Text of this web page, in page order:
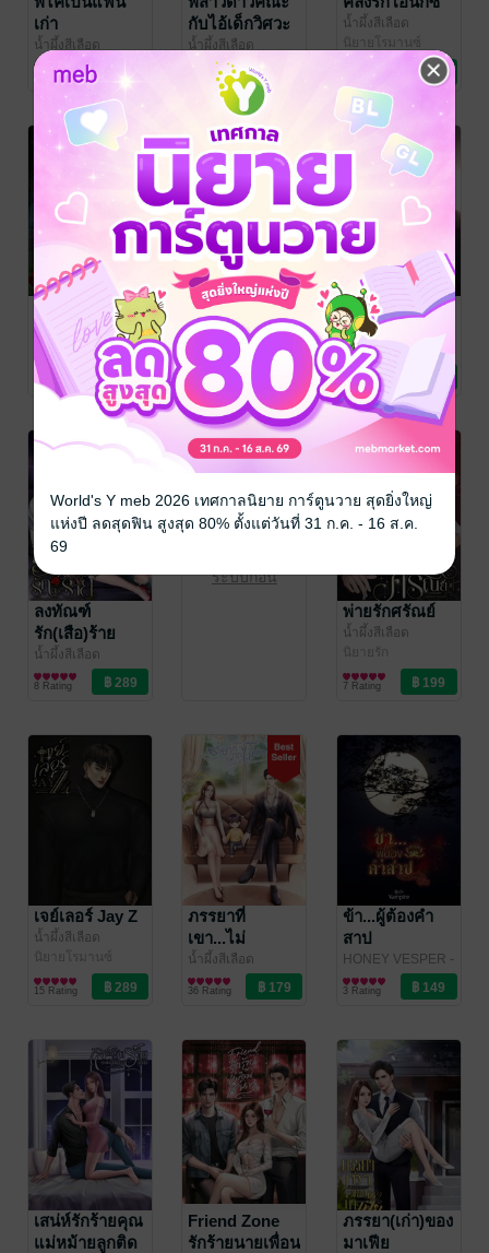
เก่า
น้ำผึ้งสีเลือด
นิยายรัก
2 Rating
กับไอ้เด็กวิศวะ
ข้างบ้าน
น้ำผึ้งสีเลือด
นิยายโรมานซ์
3 Rating
น้ำผึ้งสีเลือด
นิยายโรมานซ์
20 Rating
ลงทัณฑ์
รัก(สิงห์)ร้าย
น้ำผึ้งสีเลือด
นิยายโรมานซ์
9 Rating
พ่ายพ่อหมอสมิง
น้ำผึ้งสีเลือด
นิยายรัก
24 Rating
ในฐานะเมียน้อย
น้ำผึ้งสีเลือด
นิยายรัก
3 Rating
ลงทัณฑ์
รัก(เสือ)ร้าย
น้ำผึ้งสีเลือด
นิยายโรมานซ์
8 Rating
ระบบก่อน
พ่ายรักศรัณย์
น้ำผึ้งสีเลือด
นิยายรัก
7 Rating
เจย์เลอร์ Jay Z
น้ำผึ้งสีเลือด
นิยายโรมานซ์
15 Rating
ภรรยาที่
เขา...ไม่
ต้องการ
น้ำผึ้งสีเลือด
นิยายรัก
36 Rating
ข้า...ผู้ต้องคำ
สาป
HONEY VESPER -
น้ำผึ้งสีเลือด
/ น้ำผึ้ง
สีเลือด
นิยายวาย Boy
Love / Yaoi
3 Rating
เสน่ห์รักร้ายคุณ
แม่หม้ายลูกติด
Friend Zone
รักร้ายนายเพื่อน
ภรรยา(เก่า)ของ
มาเฟีย
World's Y meb 2026 เทศกาลนิยาย การ์ตูนวาย สุดยิ่งใหญ่
แห่งปี ลดสุดฟิน สูงสุด 80% ตั้งแต่วันที่ 31 ก.ค. - 16 ส.ค.
69